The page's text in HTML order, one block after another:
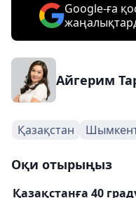
Google-ға
Айгерим
Қазақстан
Оқи отырыңыз
Қазақстанға 40